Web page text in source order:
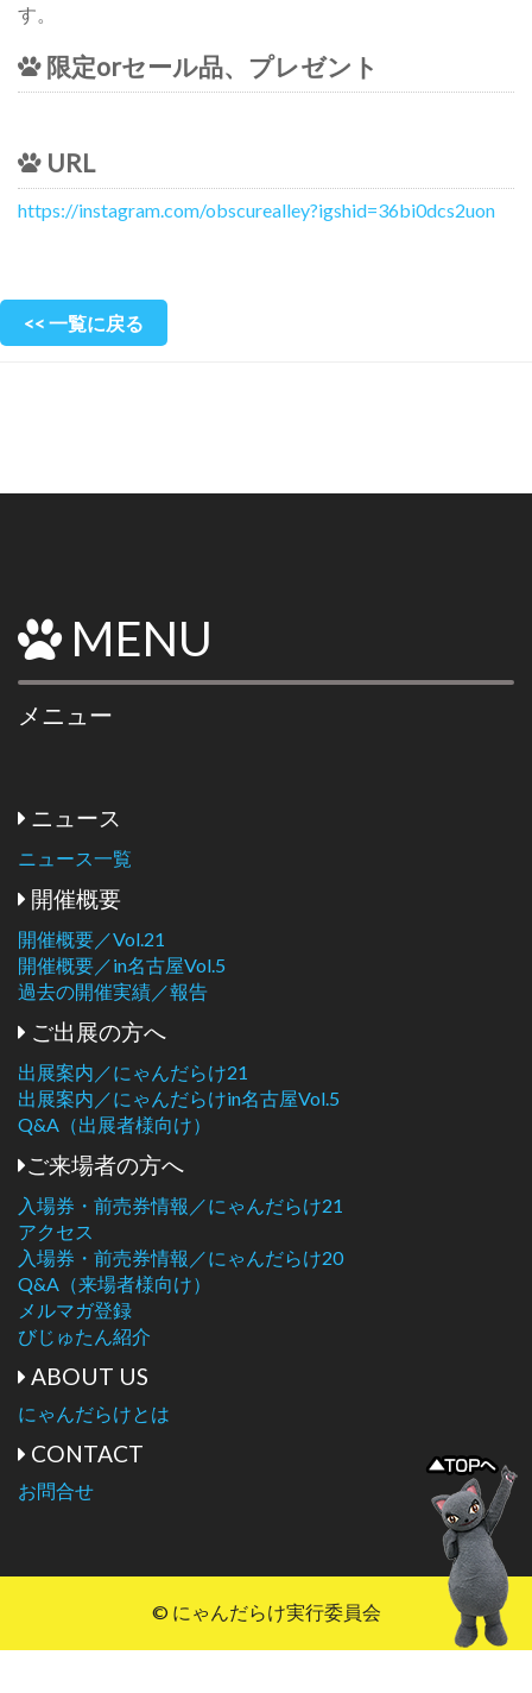
す。
限定orセール品、プレゼント
URL
https://instagram.com/obscurealley?igshid=36bi0dcs2uon
<< 一覧に戻る
MENU
メニュー
ニュース
ニュース一覧
開催概要
開催概要／Vol.21
開催概要／in名古屋Vol.5
過去の開催実績／報告
ご出展の方へ
出展案内／にゃんだらけ21
出展案内／にゃんだらけin名古屋Vol.5
Q&A（出展者様向け）
ご来場者の方へ
入場券・前売券情報／にゃんだらけ21
アクセス
入場券・前売券情報／にゃんだらけ20
Q&A（来場者様向け）
メルマガ登録
びじゅたん紹介
ABOUT US
にゃんだらけとは
CONTACT
お問合せ
© にゃんだらけ実行委員会